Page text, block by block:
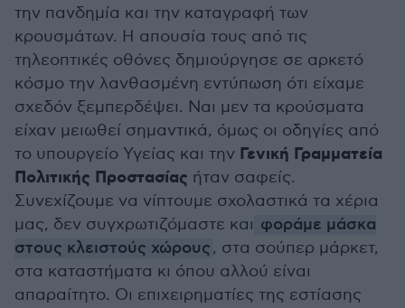
την πανδημία και την καταγραφή των
κρουσμάτων. Η απουσία τους από τις
τηλεοπτικές οθόνες δημιούργησε σε αρκετό
κόσμο την λανθασμένη εντύπωση ότι είχαμε
σχεδόν ξεμπερδέψει. Ναι μεν τα κρούσματα
είχαν μειωθεί σημαντικά, όμως οι οδηγίες από
το υπουργείο Υγείας και την Γενική Γραμματεία
Πολιτικής Προστασίας ήταν σαφείς.
Συνεχίζουμε να νίπτουμε σχολαστικά τα χέρια
μας, δεν συγχρωτιζόμαστε και φοράμε μάσκα
στους κλειστούς χώρους, στα σούπερ μάρκετ,
στα καταστήματα κι όπου αλλού είναι
απαραίτητο. Οι επιχειρηματίες της εστίασης